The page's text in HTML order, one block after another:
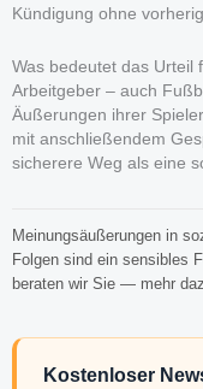
Kündigung ohne
Was bedeutet das Urteil
Arbeitgeber – auch
Äußerungen ihrer
mit anschließendem
sicherere Weg als eine
Meinungsäußerungen in
Folgen sind ein sensibles
beraten wir Sie — mehr
Kostenloser